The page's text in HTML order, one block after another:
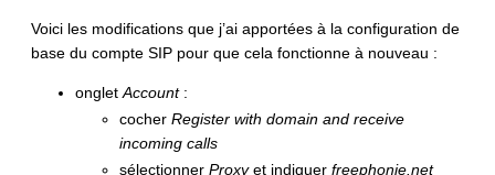
Voici les modifications que j’ai apportées à la configuration de
base du compte SIP pour que cela fonctionne à nouveau :
ongletAccount:
cocher Register with domain and receive
incoming calls
sélectionner Proxyet indiquer freephonie.net